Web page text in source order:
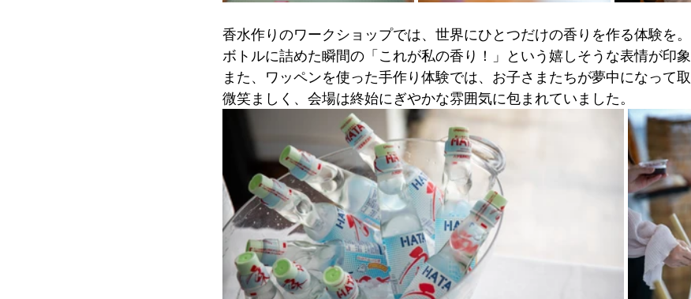
香水作りのワークショップでは、世界にひとつだけの香りを作る体験を。
ボトルに詰めた瞬間の「これが私の香り！」という嬉しそうな表情が印象
また、ワッペンを使った手作り体験では、お子さまたちが夢中になって
微笑ましく、会場は終始にぎやかな雰囲気に包まれていました。